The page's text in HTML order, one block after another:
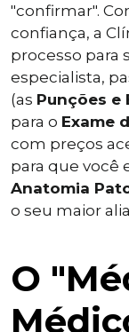
"confirmar".
confiança, a
processo para
especialista,
(as Punções e
para o Exame
com preços
para que você
Anatomia
o seu maior
O